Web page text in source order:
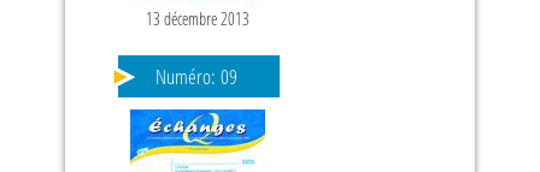
13 décembre 2013
Numéro: 09